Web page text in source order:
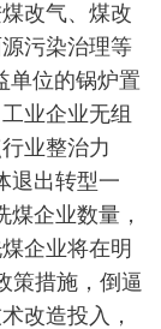
改气、煤改
污染治理等
单位的锅炉置
业企业无组
业整治力
退出转型一
企业数量，
企业将在明
策措施，倒逼
改造投入，